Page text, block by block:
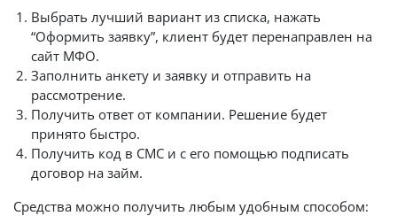
Выбрать лучший вариант из списка, нажать
“Оформить заявку”, клиент будет перенаправлен на
сайт МФО.
Заполнить анкету и заявку и отправить на
рассмотрение.
Получить ответ от компании. Решение будет
принято быстро.
Получить код в СМС и с его помощью подписать
договор на займ.
Средства можно получить любым удобным способом: